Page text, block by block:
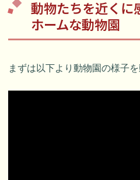
動物たちを近くに
ホームな動物園
まずは以下より動物園の様子